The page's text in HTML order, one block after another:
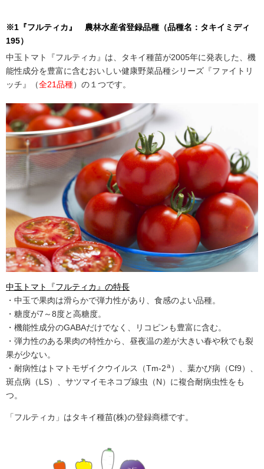
※1『フルティカ』 農林水産省登録品種（品種名：タキイミディ
195）
中玉トマト『フルティカ』は、タキイ種苗が2005年に発表した、機
能性成分を豊富に含むおいしい健康野菜品種シリーズ『ファイトリ
ッチ』（全21品種）の１つです。
中玉トマト『フルティカ』の特長
・中玉で果肉は滑らかで弾力性があり、食感のよい品種。
・糖度が7～8度と高糖度。
・機能性成分のGABAだけでなく、リコピンも豊富に含む。
・弾力性のある果肉の特性から、昼夜温の差が大きい春や秋でも裂
果が少ない。
・耐病性はトマトモザイクウイルス（Tm-2a ）、葉かび病（Cf9）、
斑点病（LS）、サツマイモネコブ線虫（N）に複合耐病虫性をも
つ。
「フルティカ」はタキイ種苗(株)の登録商標です。